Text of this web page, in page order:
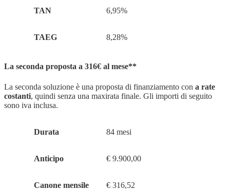
TAN 6,95%
TAEG 8,28%
La seconda proposta a 316€ al mese**
La seconda soluzione è una proposta di finanziamento con a rate
costanti, quindi senza una maxirata finale. Gli importi di seguito
sono iva inclusa.
Durata 84 mesi
Anticipo € 9.900,00
Canone mensile € 316,52